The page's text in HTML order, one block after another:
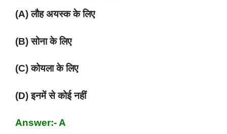
(A) लौह अयस्क के लिए
(B) सोना के लिए
(C) कोयला के लिए
(D) इनमें से कोई नहीं
Answer:- A